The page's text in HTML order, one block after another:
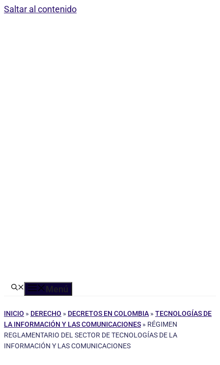
Saltar al contenido
Menú
INICIO » DERECHO » DECRETOS EN COLOMBIA » TECNOLOGÍAS DE
LA INFORMACIÓN Y LAS COMUNICACIONES » RÉGIMEN
REGLAMENTARIO DEL SECTOR DE TECNOLOGÍAS DE LA
INFORMACIÓN Y LAS COMUNICACIONES